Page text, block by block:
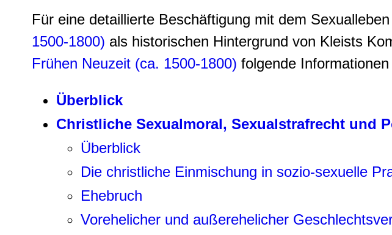
Für eine detaillierte Beschäftigung mit dem
1500-1800) als historischen Hintergrund von Kleists
Frühen Neuzeit (ca. 1500-1800) folgende
Überblick
Christliche Sexualmoral, Sexualstrafrecht und
Überblick
Die christliche Einmischung in sozio-sexuelle
Ehebruch
Vorehelicher und außerehelicher